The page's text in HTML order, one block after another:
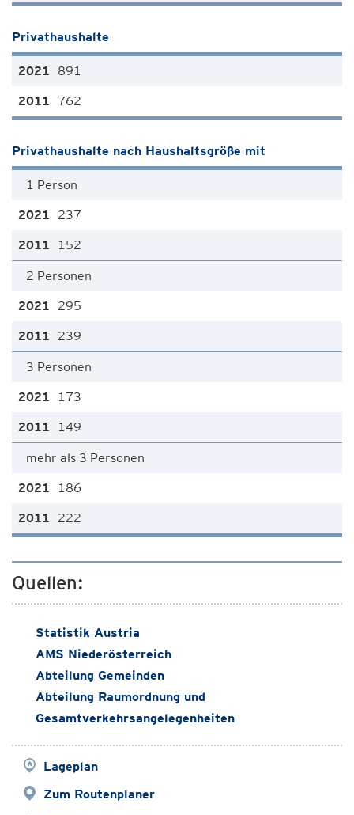
Privathaushalte
891
762
Privathaushalte nach Haushaltsgröße mit
1 Person
237
152
2 Personen
295
239
3 Personen
173
149
mehr als 3 Personen
186
222
Quellen:
Statistik Austria
AMS Niederösterreich
Abteilung Gemeinden
Abteilung Raumordnung und
Gesamtverkehrsangelegenheiten
Lageplan
Zum Routenplaner